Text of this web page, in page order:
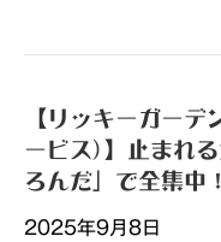
【リッキーガー
ービス)】止まれ
ろんだ」で全集中！
2025年9月8日